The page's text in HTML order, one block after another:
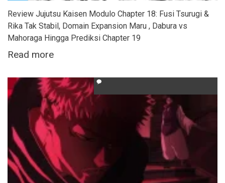
Review Jujutsu Kaisen Modulo Chapter 18: Fusi Tsurugi &
Rika Tak Stabil, Domain Expansion Maru , Dabura vs
Mahoraga Hingga Prediksi Chapter 19
Read more